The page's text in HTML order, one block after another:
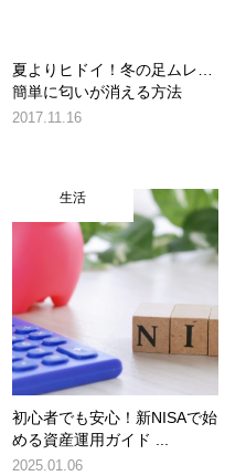
夏よりヒドイ！冬の足ムレ…
簡単に匂いが消える方法
2017.11.16
生活
初心者でも安心！新NISAで始
める資産運用ガイド ...
2025.01.06